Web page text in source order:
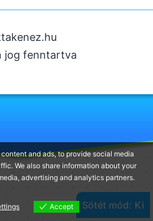
jog fenntartva
and ads, to provide social media
We also share information about your
advertising and analytics partners.
Accept Sötét mód: